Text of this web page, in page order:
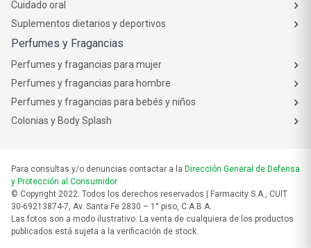
Cuidado oral
Suplementos dietarios y deportivos
Perfumes y Fragancias
Perfumes y fragancias para mujer
Perfumes y fragancias para hombre
Perfumes y fragancias para bebés y niños
Colonias y Body Splash
Para consultas y/o denuncias contactar a la Dirección General de Defensa
y Protección al Consumidor
© Copyright 2022. Todos los derechos reservados | Farmacity S.A., CUIT
30-69213874-7, Av. Santa Fe 2830 – 1° piso, C.A.B.A.
Las fotos son a modo ilustrativo. La venta de cualquiera de los productos
publicados está sujeta a la verificación de stock.